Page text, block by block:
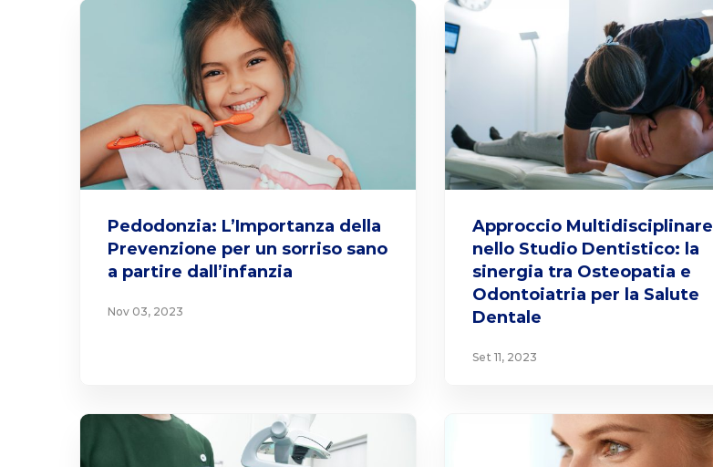
Pedodonzia: L’Importanza della
Prevenzione per un sorriso sano
a partire dall’infanzia
Nov 03, 2023
Approccio Multidisciplinare
nello Studio Dentistico: la
sinergia tra Osteopatia e
Odontoiatria per la Salute
Dentale
Set 11, 2023